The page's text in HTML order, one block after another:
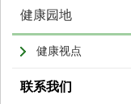
健康园地
健康视点
联系我们